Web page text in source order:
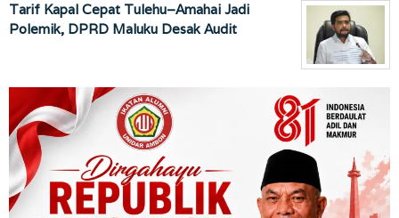
Tarif Kapal Cepat Tulehu–Amahai Jadi
Polemik, DPRD Maluku Desak Audit